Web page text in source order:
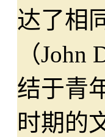
达了相
（
结于青
时期的